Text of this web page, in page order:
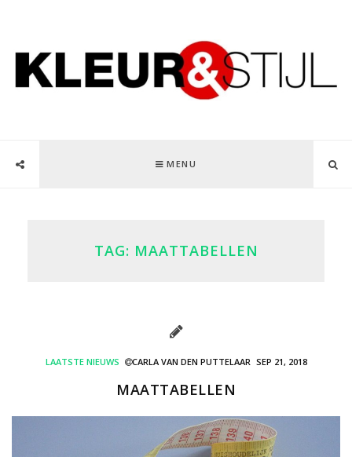
MENU
TAG: MAATTABELLEN
LAATSTE NIEUWS CARLA VAN DEN PUTTELAAR SEP 21, 2018
MAATTABELLEN